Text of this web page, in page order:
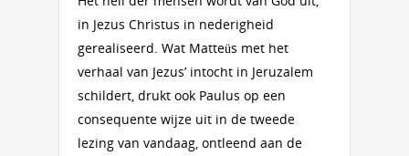
in Jezus Christus in nederigheid
gerealiseerd. Wat Matteüs met het
verhaal van Jezus’ intocht in Jeruzalem
schildert, drukt ook Paulus op een
consequente wijze uit in de tweede
lezing van vandaag, ontleend aan de